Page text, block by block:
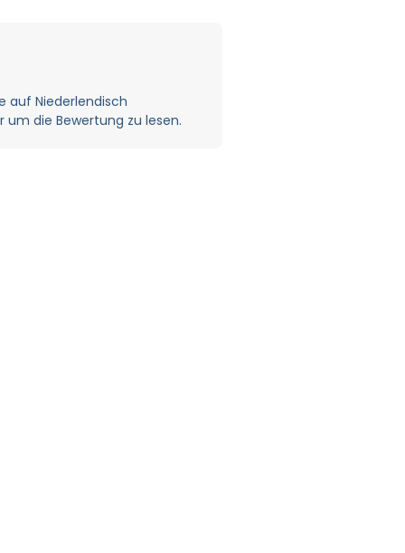
auf Niederlendisch
um die Bewertung zu lesen.